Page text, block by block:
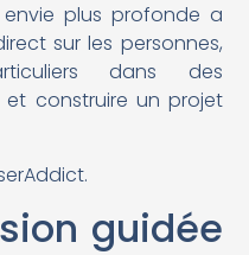
plus profonde a
sur les personnes,
dans des
construire un projet
guidée